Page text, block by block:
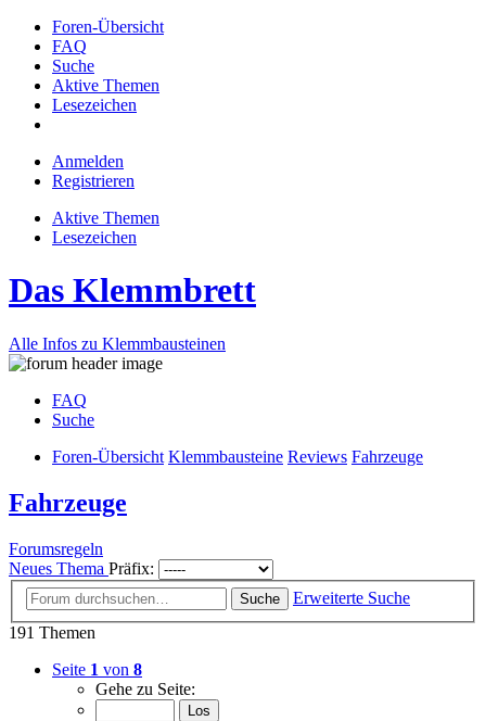
Foren-Übersicht
FAQ
Suche
Aktive Themen
Lesezeichen
Anmelden
Registrieren
Aktive Themen
Lesezeichen
Das Klemmbrett
Alle Infos zu Klemmbausteinen
FAQ
Suche
Foren-Übersicht Klemmbausteine Reviews Fahrzeuge
Fahrzeuge
Forumsregeln
Neues Thema Präfix:
Suche
Erweiterte Suche
191 Themen
Seite 1 von 8
Gehe zu Seite: